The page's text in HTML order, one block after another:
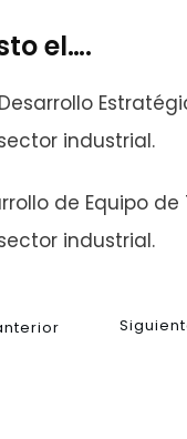
el….
industrial.
de Equipo
industrial.